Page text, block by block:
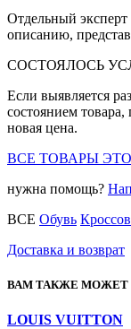
Отдельный эксперт
описанию,
СОСТОЯЛОСЬ
Если выявляется
состоянием
новая цена.
ВСЕ ТОВАРЫ
нужна помощь?
ВСЕ Обувь
Доставка и возврат
ВАМ ТАКЖЕ МОЖЕТ
LOUIS VUITTON